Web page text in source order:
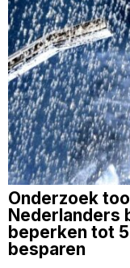
Onderzoek
Nederlanders
beperken tot
besparen